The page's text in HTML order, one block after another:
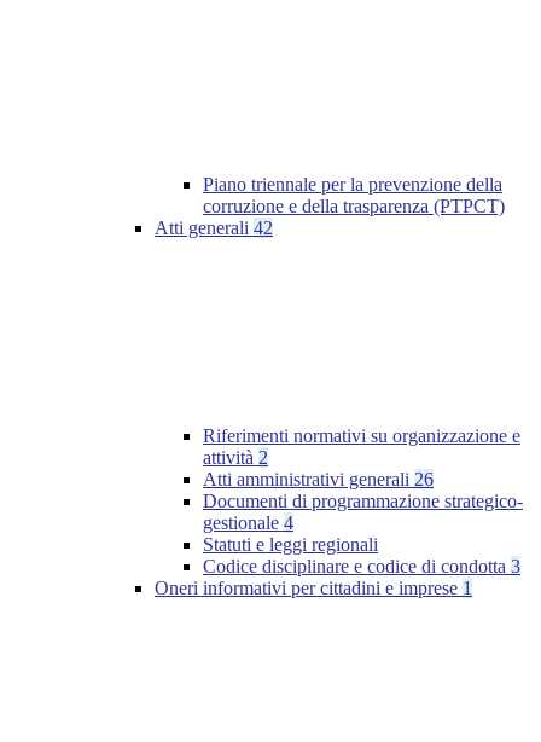
Piano triennale per la prevenzione della
corruzione e della trasparenza (PTPCT)
Atti generali 42
Riferimenti normativi su organizzazione e
attività 2
Atti amministrativi generali 26
Documenti di programmazione strategico-
gestionale 4
Statuti e leggi regionali
Codice disciplinare e codice di condotta 3
Oneri informativi per cittadini e imprese 1